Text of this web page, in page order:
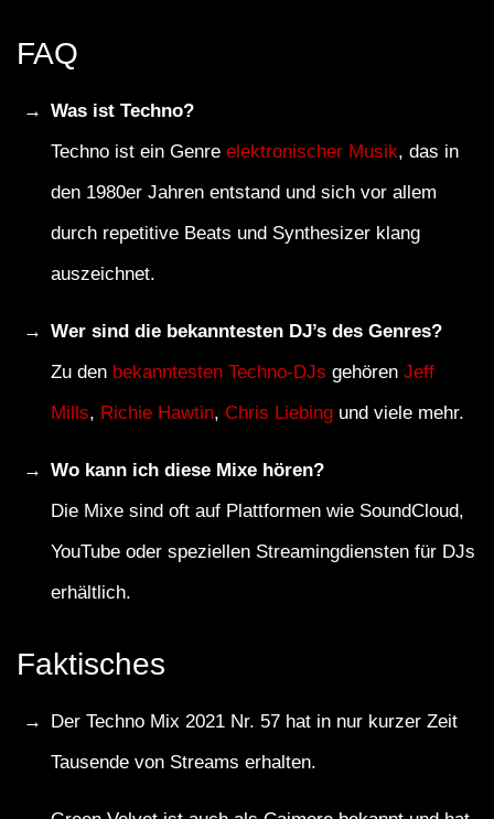
FAQ
Was ist Techno?
Techno ist ein Genreelektronischer Musik, das in
den 1980er Jahren entstand und sich vor allem
durch repetitive Beats und Synthesizer klang
auszeichnet.
Wer sind die bekanntesten DJ’s des Genres?
Zu den bekanntesten Techno-DJs gehörenJeff
Mills, Richie Hawtin, Chris Liebing und viele mehr.
Wo kann ich diese Mixe hören?
Die Mixe sind oft auf Plattformen wie SoundCloud,
YouTube oder speziellen Streamingdiensten für DJs
erhältlich.
Faktisches
Der Techno Mix 2021 Nr. 57 hat in nur kurzer Zeit
Tausende von Streams erhalten.